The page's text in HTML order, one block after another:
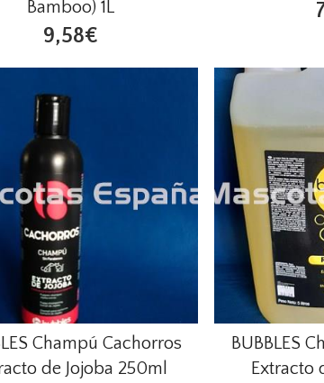
Bamboo) 1L
9,58€
Champú Cachorros
de Jojoba 250ml
BUBBLES
Extracto